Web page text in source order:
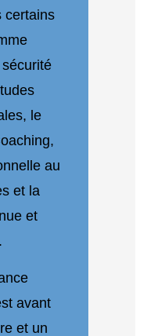
certains
le
au
et la
et
avant
et un